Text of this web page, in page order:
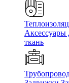
Аксессуары
ткань